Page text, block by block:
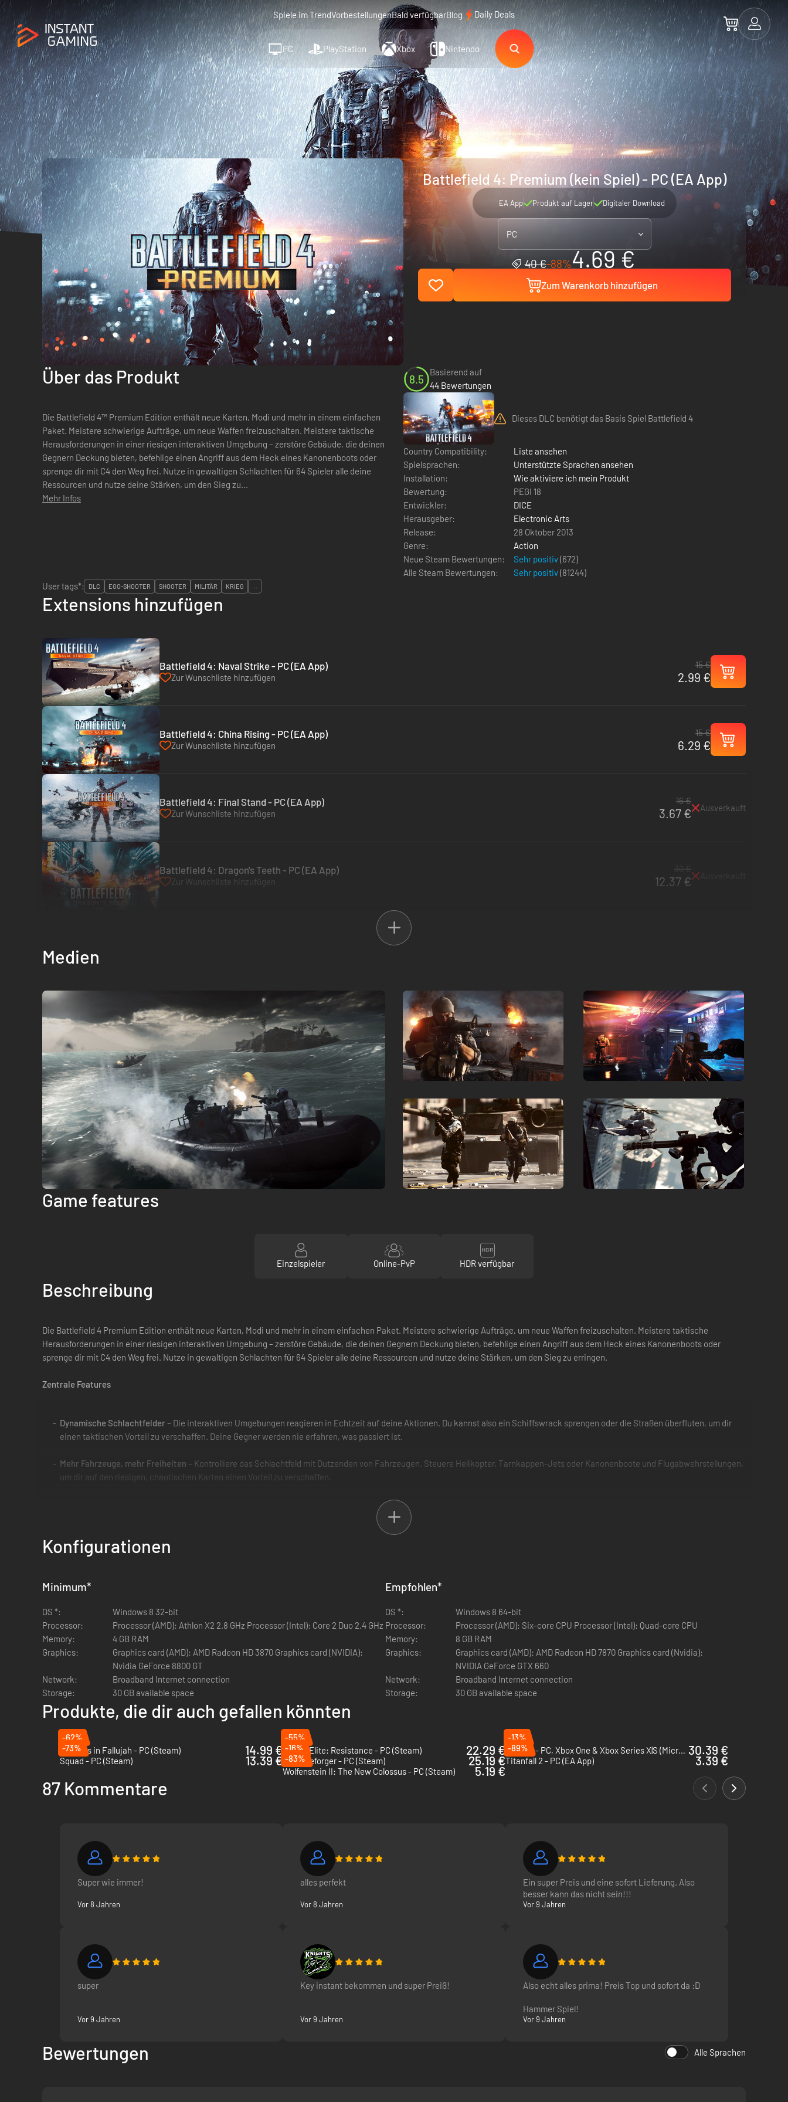
Spiele im TrendVorbestellungenBald verfügbarBlog Daily Deals
PC PlayStation Xbox Nintendo
Battlefield 4: Premium (kein Spiel) - PC (EA App)
EA App Produkt auf Lager Digitaler Download
PC
40 €-88%4.69 €
Zum Warenkorb hinzufügen
Über das Produkt
Die Battlefield 4™ Premium Edition enthält neue Karten, Modi und mehr in einem einfachen
Paket. Meistere schwierige Aufträge, um neue Waffen freizuschalten. Meistere taktische
Herausforderungen in einer riesigen interaktiven Umgebung – zerstöre Gebäude, die deinen
Gegnern Deckung bieten, befehlige einen Angriff aus dem Heck eines Kanonenboots oder
sprenge dir mit C4 den Weg frei. Nutze in gewaltigen Schlachten für 64 Spieler alle deine
Ressourcen und nutze deine Stärken, um den Sieg zu...
Mehr Infos
8.5
Basierend auf
44 Bewertungen
Dieses DLC benötigt das Basis Spiel Battlefield 4
Country Compatibility:
Liste ansehen
Spielsprachen:
Unterstützte Sprachen ansehen
Installation:
Wie aktiviere ich mein Produkt
Bewertung:
PEGI 18
Entwickler:
DICE
Herausgeber:
Electronic Arts
Release:
28 Oktober 2013
Genre:
Action
Neue Steam Bewertungen:
Sehr positiv(672)
Alle Steam Bewertungen:
Sehr positiv(81244)
User tags*:
DLC EGO-SHOOTER SHOOTER MILITÄR KRIEG ...
Extensions hinzufügen
Battlefield 4: Naval Strike - PC (EA App)
Zur Wunschliste hinzufügen
15 €
2.99 €
Battlefield 4: China Rising - PC (EA App)
Zur Wunschliste hinzufügen
15 €
6.29 €
Battlefield 4: Final Stand - PC (EA App)
Zur Wunschliste hinzufügen
16 €
3.67 € Ausverkauft
Battlefield 4: Dragon's Teeth - PC (EA App)
Zur Wunschliste hinzufügen 12.37 €
Medien
Game features
Einzelspieler Online-PvP HDR verfügbar
Beschreibung
Die Battlefield 4 Premium Edition enthält neue Karten, Modi und mehr in einem einfachen Paket. Meistere schwierige Aufträge, um neue Waffen freizuschalten. Meistere taktische
Herausforderungen in einer riesigen interaktiven Umgebung – zerstöre Gebäude, die deinen Gegnern Deckung bieten, befehlige einen Angriff aus dem Heck eines Kanonenboots oder
sprenge dir mit C4 den Weg frei. Nutze in gewaltigen Schlachten für 64 Spieler alle deine Ressourcen und nutze deine Stärken, um den Sieg zu erringen.
Zentrale Features
Dynamische Schlachtfelder – Die interaktiven Umgebungen reagieren in Echtzeit auf deine Aktionen. Du kannst also ein Schiffswrack sprengen oder die Straßen überfluten, um dir
einen taktischen Vorteil zu verschaffen. Deine Gegner werden nie erfahren, was passiert ist.
Mehr Fahrzeuge, mehr Freiheiten – Kontrolliere das Schlachtfeld mit Dutzenden von Fahrzeugen. Steuere Helikopter, Tarnkappen-Jets oder Kanonenboote und Flugabwehrstellungen,
um dir auf den riesigen, chaotischen Karten einen Vorteil zu verschaffen.
– Vor dem Hintergrund wachsender internationaler Spannungen musst du einige amerikanische VIPs aus Shanghai evakuieren und deinen Squad
Alle 5 Erweiterungspacks
– Hol dir 20 neue Karten, 48 exklusive Aufträge, neue Modi und mehr.
Exklusive Personalisierungsoptionen
– Schmücke dich mit den neuesten Camos, Bemalungen, Emblemen und Erkennungsmarken. Angesichts der Ausrüstung für alle 4 Kampfrollen
gibt es unzählige Kombinationsmöglichkeiten.
Bevorzugte Position in Server-Warteschlangen – Stürze dich so schnell wie möglich in die Schlacht. Dank deiner bevorzugten Position kannst du den Feind noch schneller
12 Bonus-Battlepacks– Sichere dir Waffenerweiterungen, XP-Boosts und Anpassungen, die nur Premium-Mitgliedern zur Verfügung stehen.
Konfigurationen
Minimum*
OS *:
Windows 8 32-bit
Processor:
Processor (AMD): Athlon X2 2.8 GHz Processor (Intel): Core 2 Duo 2.4 GHz
Memory:
4 GB RAM
Graphics:
Graphics card (AMD): AMD Radeon HD 3870 Graphics card (NVIDIA):
Nvidia GeForce 8800 GT
Network:
Broadband Internet connection
Storage:
30 GB available space
Empfohlen*
OS *:
Windows 8 64-bit
Processor:
Processor (AMD): Six-core CPU Processor (Intel): Quad-core CPU
Memory:
8 GB RAM
Graphics:
Graphics card (AMD): AMD Radeon HD 7870 Graphics card (Nvidia):
NVIDIA GeForce GTX 660
Network:
Broadband Internet connection
Storage:
30 GB available space
Produkte, die dir auch gefallen könnten
-62%
Six Days in Fallujah - PC (Steam)
14.99 €
-55%
Sniper Elite: Resistance - PC (Steam)
22.29 €
-13%
Gears 5 - PC, Xbox One & Xbox Series X|S (Microsoft Store) 30.39 €
-73%
Squad - PC (Steam)
13.39 €
-16%
Arma Reforger - PC (Steam)
25.19 €
-89%
Titanfall 2 - PC (EA App)
3.39 €
-83%
Wolfenstein II: The New Colossus - PC (Steam)
5.19 €
87 Kommentare
Super wie immer!
Vor 8 Jahren
alles perfekt
Vor 8 Jahren
Ein super Preis und eine sofort Lieferung. Also
besser kann das nicht sein!!!
Vor 9 Jahren
super
Vor 9 Jahren
Key instant bekommen und super Preiß!
Vor 9 Jahren
Also echt alles prima! Preis Top und sofort da :D
Hammer Spiel!
Vor 9 Jahren
Bewertungen Alle Sprachen